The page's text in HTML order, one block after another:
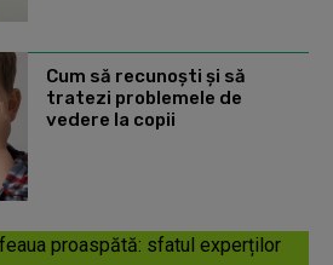
Cum să recunoști și să
tratezi problemele de
vedere la copii